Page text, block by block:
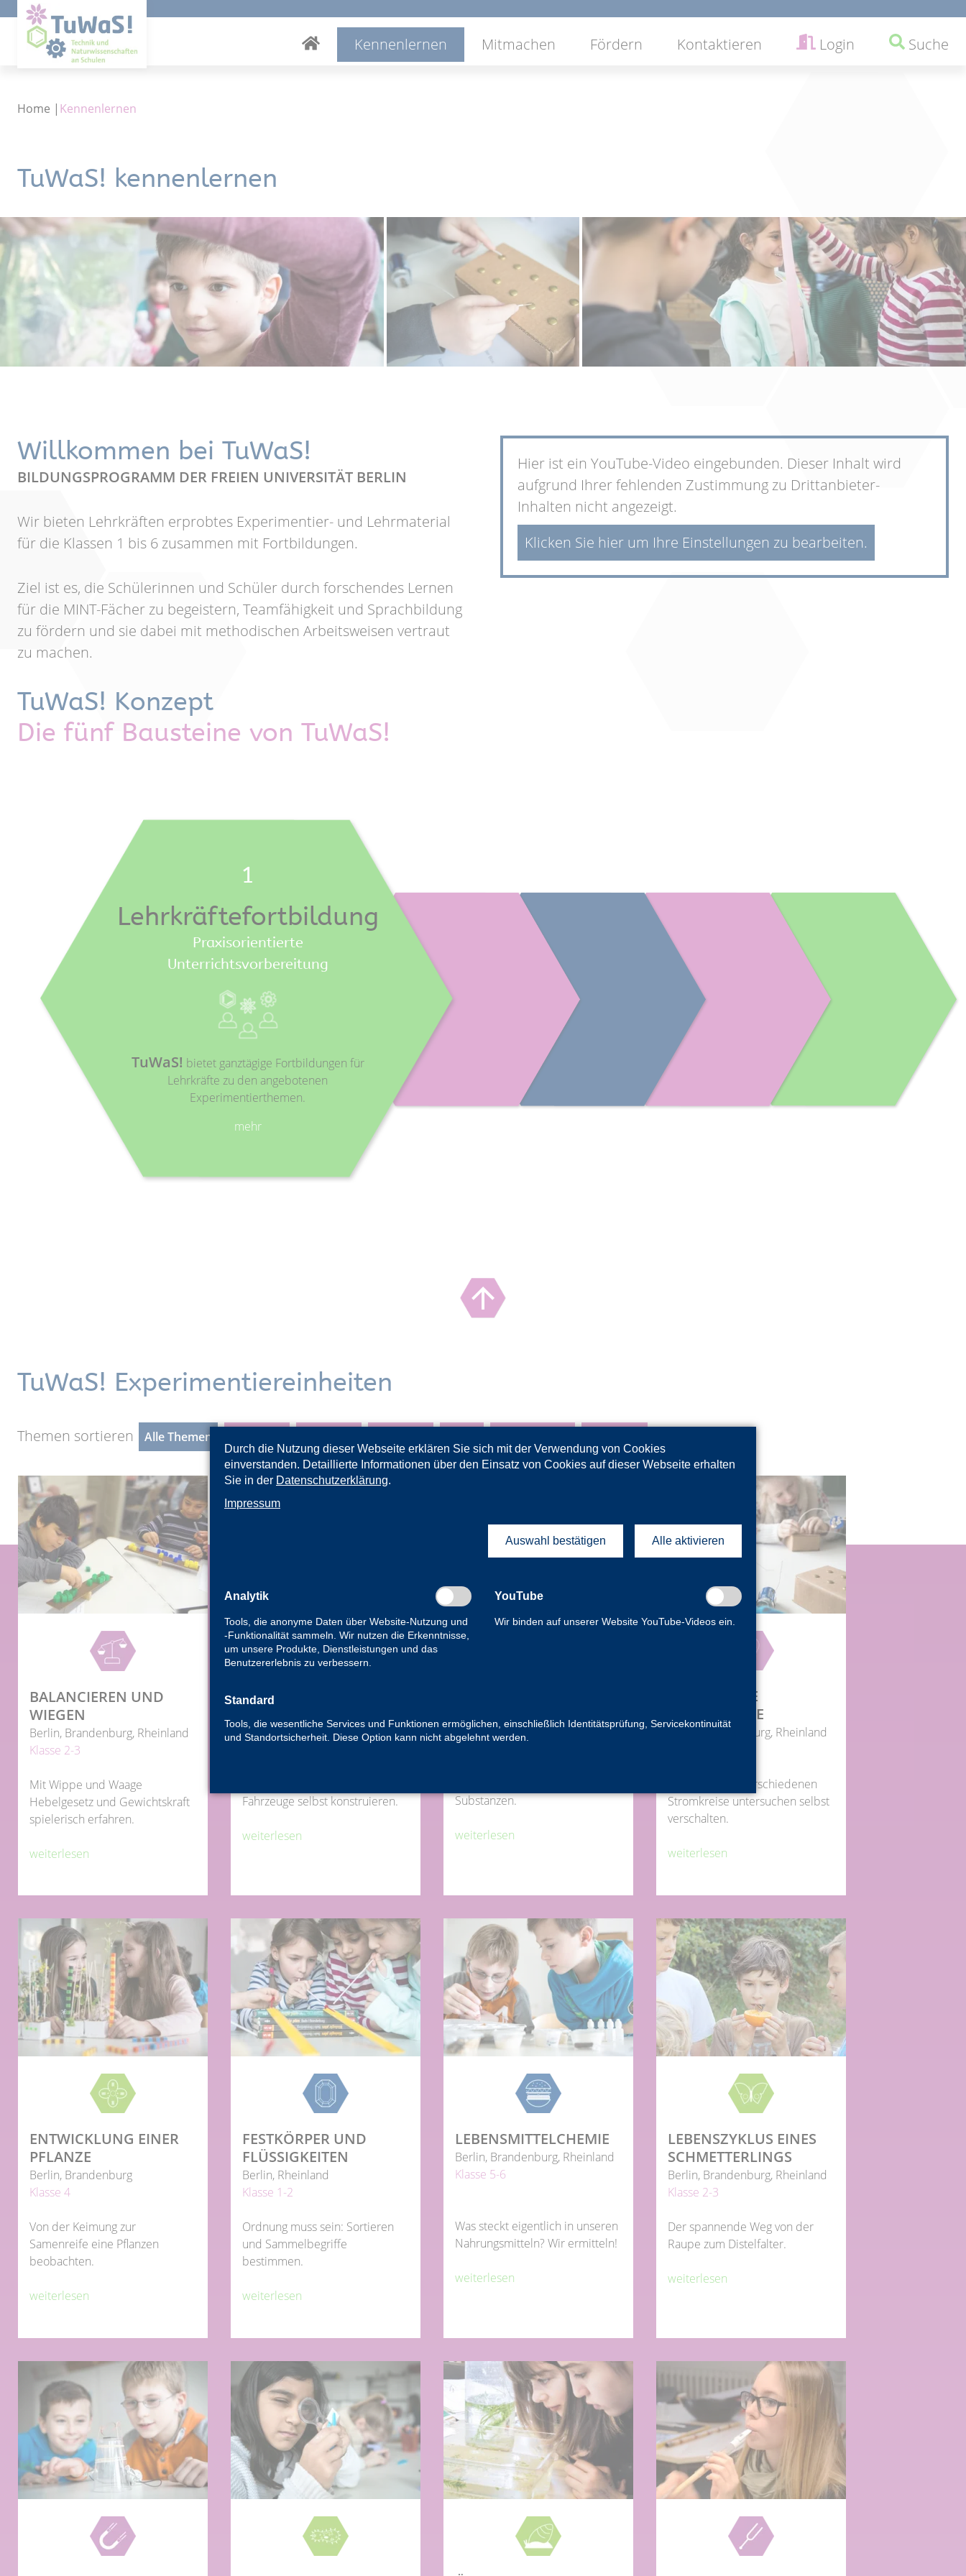
Navigation
Kennenlernen Mitmachen Fördern Kontaktieren Login Suche
Home | Kennenlernen
TuWaS! kennenlernen
Willkommen bei TuWaS!
BILDUNGSPROGRAMM DER FREIEN UNIVERSITÄT BERLIN
Wir bieten Lehrkräften erprobtes Experimentier- und Lehrmaterial
für die Klassen 1 bis 6 zusammen mit Fortbildungen.
Ziel ist es, die Schülerinnen und Schüler durch forschendes Lernen
für die MINT-Fächer zu begeistern, Teamfähigkeit und Sprachbildung
zu fördern und sie dabei mit methodischen Arbeitsweisen vertraut
zu machen.
Hier ist ein YouTube-Video eingebunden. Dieser Inhalt wird
aufgrund Ihrer fehlenden Zustimmung zu Drittanbieter-
Inhalten nicht angezeigt.
Klicken Sie hier um Ihre Einstellungen zu bearbeiten.
TuWaS! Konzept
Die fünf Bausteine von TuWaS!
1
Lehrkräfte­fortbildung
Praxisorientierte
Unterrichtsvorbereitung
TuWaS! bietet ganztägige Fortbildungen für
Lehrkräfte zu den angebotenen
Experimentierthemen.
mehr
TuWaS! Experimentiereinheiten
Themen sortieren Alle Themen
BALANCIEREN UND
WIEGEN
Berlin, Brandenburg, Rheinland
Klasse 2-3
Mit Wippe und Waage
Hebelgesetz und Gewichtskraft
spielerisch erfahren.
weiterlesen
BEWEGUNG UND
Berlin, Brandenburg, Rheinland
Fahrzeuge selbst konstruieren.
weiterlesen
Klasse 4-6
Substanzen.
weiterlesen
ELEKTRISCHE
STROMKREISE
Berlin, Brandenburg, Rheinland
Eigenschaften verschiedenen
Stromkreise untersuchen selbst
verschalten.
weiterlesen
ENTWICKLUNG EINER
PFLANZE
Berlin, Brandenburg
Klasse 4
Von der Keimung zur
Samenreife eine Pflanzen
beobachten.
weiterlesen
FESTKÖRPER UND
FLÜSSIGKEITEN
Berlin, Rheinland
Klasse 1-2
Ordnung muss sein: Sortieren
und Sammelbegriffe
bestimmen.
weiterlesen
LEBENSMITTEL­CHEMIE
Berlin, Brandenburg, Rheinland
Klasse 5-6
Was steckt eigentlich in unseren
Nahrungsmitteln? Wir ermitteln!
weiterlesen
LEBENSZYKLUS EINES
SCHMET­TERLINGS
Berlin, Brandenburg, Rheinland
Klasse 2-3
Der spannende Weg von der
Raupe zum Distelfalter.
weiterlesen
Durch die Nutzung dieser Webseite erklären Sie sich mit der Verwendung von Cookies
einverstanden. Detaillierte Informationen über den Einsatz von Cookies auf dieser Webseite erhalten
Sie in der Datenschutzerklärung.
Impressum
Auswahl bestätigen Alle aktivieren
Analytik
Tools, die anonyme Daten über Website-Nutzung und
-Funktionalität sammeln. Wir nutzen die Erkenntnisse,
um unsere Produkte, Dienstleistungen und das
Benutzererlebnis zu verbessern.
YouTube
Wir binden auf unserer Website YouTube-Videos ein.
Standard
Tools, die wesentliche Services und Funktionen ermöglichen, einschließlich Identitätsprüfung, Servicekontinuität
und Standortsicherheit. Diese Option kann nicht abgelehnt werden.